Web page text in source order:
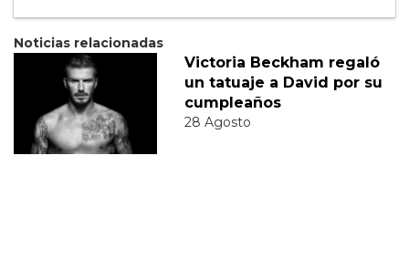
Noticias relacionadas
Victoria Beckham regaló
un tatuaje a David por su
cumpleaños
28 Agosto